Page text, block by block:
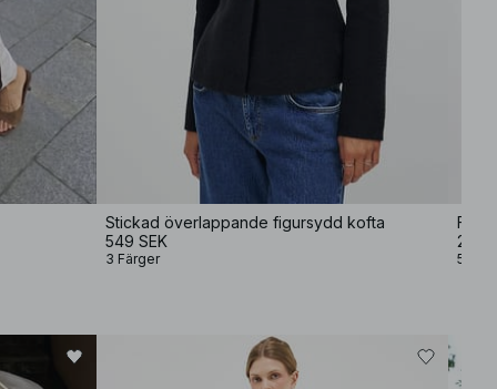
Stickad överlappande figursydd kofta
549 SEK
3 Färger
249
5